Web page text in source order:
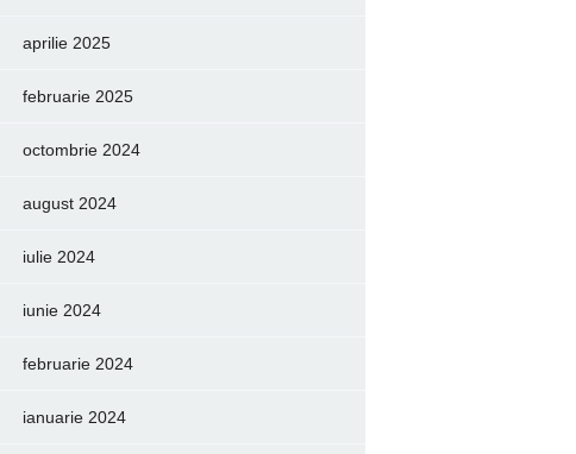
aprilie 2025
februarie 2025
octombrie 2024
august 2024
iulie 2024
iunie 2024
februarie 2024
ianuarie 2024